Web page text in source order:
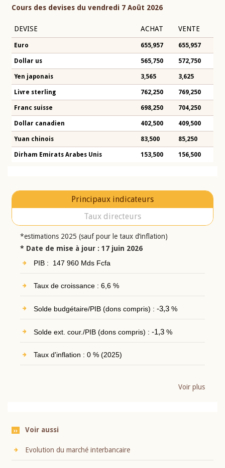
Cours des devises du vendredi 7 Août 2026
DEVISE ACHAT VENTE
Euro 655,957 655,957
Dollar us 565,750 572,750
Yen japonais 3,565 3,625
Livre sterling 762,250 769,250
Franc suisse 698,250 704,250
Dollar canadien 402,500 409,500
Yuan chinois 83,500 85,250
Dirham Emirats Arabes Unis 153,500 156,500
Principaux indicateurs
Taux directeurs
*estimations 2025 (sauf pour le taux d’inflation)
* Date de mise à jour : 17 juin 2026
PIB : 147 960 Mds Fcfa
Taux de croissance : 6,6 %
Solde budgétaire/PIB (dons compris) : -3,3%
Solde ext. cour./PIB (dons compris) : -1,3%
Taux d'inflation : 0 % (2025)
Voir plus
Voir aussi
Evolution du marché interbancaire